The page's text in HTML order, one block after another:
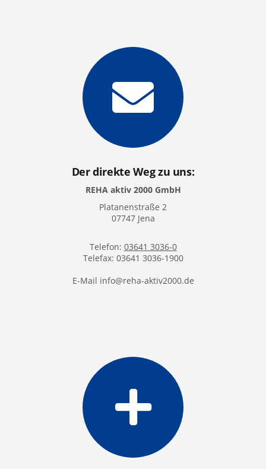
Der direkte Weg zu uns:
REHA aktiv 2000 GmbH
Platanenstraße 2
07747 Jena
Telefon: 03641 3036-0
Telefax: 03641 3036-1900
E-Mail info@reha-aktiv2000.de